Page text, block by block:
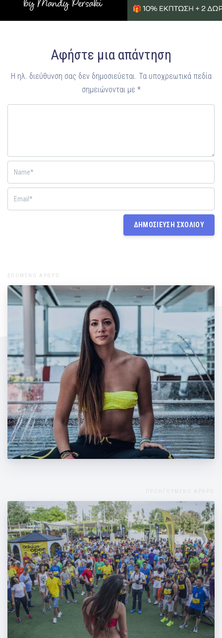
Αφήστε μια απάντηση
Η ηλ. διεύθυνση σας δεν δημοσιεύεται. Τα υποχρεωτικά πεδία
σημειώνονται με *
ΕΠΟΜΕΝΟ ΑΡΘΡΟ
Γυμναζόμαστε εντατικά για την παραλία!!!
( ασκήσεις για όλο το σώμα)
ΠΡΟΗΓΟΥΜΕΝΟ ΑΡΘΡΟ